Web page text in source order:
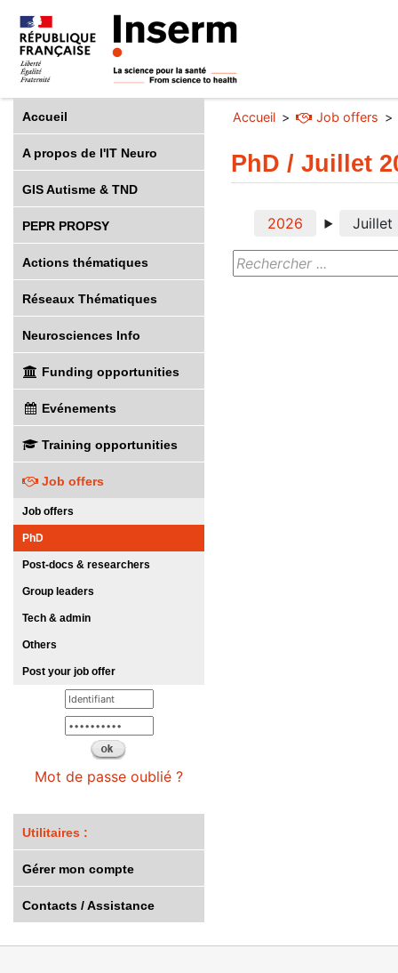
Accueil
A propos de l'IT Neuro
GIS Autisme & TND
PEPR PROPSY
Actions thématiques
Réseaux Thématiques
Neurosciences Info
Funding opportunities
Evénements
Training opportunities
Job offers
Job offers
PhD
Post-docs & researchers
Group leaders
Tech & admin
Others
Post your job offer
Mot de passe oublié ?
Utilitaires :
Gérer mon compte
Contacts / Assistance
Accueil Job offers
PhD / Juillet
2026 Juillet